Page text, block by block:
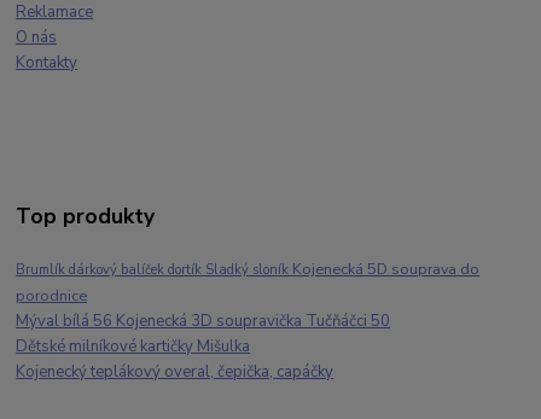
Reklamace
O nás
Kontakty
Top produkty
Brumlík dárkový balíček dortík Sladký sloník Kojenecká 5D souprava do
porodnice
Mýval bílá 56 Kojenecká 3D soupravička Tučňáčci 50
Dětské milníkové kartičky Mišulka
Kojenecký teplákový overal, čepička, capáčky